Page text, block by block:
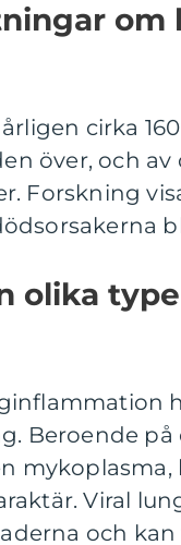
cirka
över, och av
Forskning
olika
Beroende
Viral
och kan